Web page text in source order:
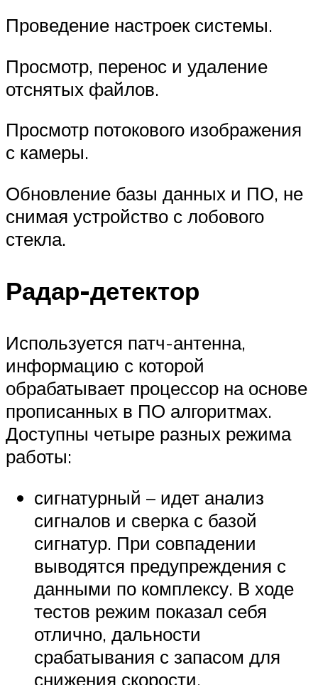
Проведение настроек системы.
Просмотр, перенос и удаление
отснятых файлов.
Просмотр потокового изображения
с камеры.
Обновление базы данных и ПО, не
снимая устройство с лобового
стекла.
Радар-детектор
Используется патч-антенна,
информацию с которой
обрабатывает процессор на основе
прописанных в ПО алгоритмах.
Доступны четыре разных режима
работы:
сигнатурный – идет анализ
сигналов и сверка с базой
сигнатур. При совпадении
выводятся предупреждения с
данными по комплексу. В ходе
тестов режим показал себя
отлично, дальности
срабатывания с запасом для
снижения скорости.